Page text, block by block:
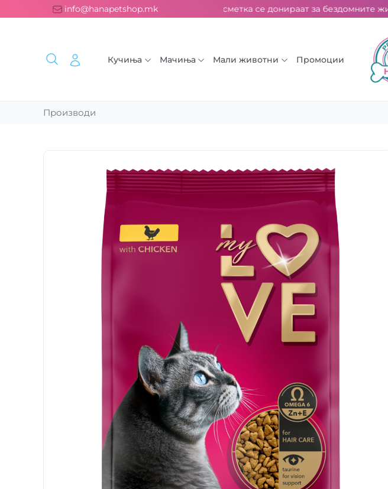
info@hanapetshop.mk
испорака над 2000 ден. ››› 2% од секоја сметка се донираат за бездомните
Кучиња Мачиња Мали животни Промоции
Производи